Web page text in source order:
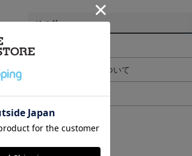
その他
ギフト対応について
ヘルプページ